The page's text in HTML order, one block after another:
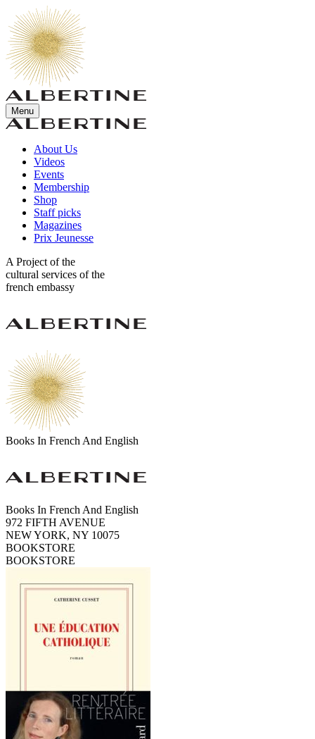
Menu
About Us
Videos
Events
Membership
Shop
Staff picks
Magazines
Prix Jeunesse
A Project of the
cultural services of the
french embassy
Books In French And English
Books In French And English
972 FIFTH AVENUE
NEW YORK, NY 10075
BOOKSTORE
BOOKSTORE